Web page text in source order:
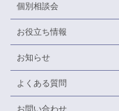
個別相談会
お役立ち情報
お知らせ
よくある質問
お問い合わせ